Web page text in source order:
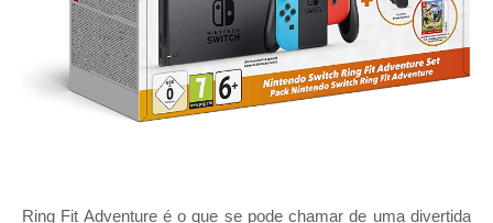
Ring Fit Adventure é o que se pode chamar de uma divertida